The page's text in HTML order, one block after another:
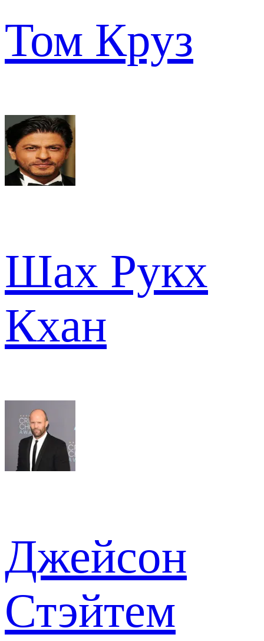
Том Круз
Шах Рукх
Кхан
Джейсон
Стэйтем